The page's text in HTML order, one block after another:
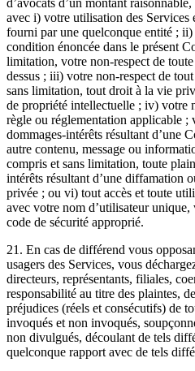
avec i) votre utilisation des Services
fourni par une quelconque entité ;
condition énoncée dans le présent
limitation, votre non-respect de
dessus ; iii) votre non-respect de
sans limitation, tout droit à la vie
de propriété intellectuelle ; iv) votre
règle ou réglementation applicable ;
dommages-intérêts résultant d’une
autre contenu, message ou
compris et sans limitation, toute
intérêts résultant d’une diffamation
privée ; ou vi) tout accès et toute
avec votre nom d’utilisateur
code de sécurité approprié.
21. En cas de différend vous
usagers des Services, vous
directeurs, représentants, filiales,
responsabilité au titre des plaintes,
préjudices (réels et consécutifs) de
invoqués et non invoqués,
non divulgués, découlant de tels
quelconque rapport avec de tels